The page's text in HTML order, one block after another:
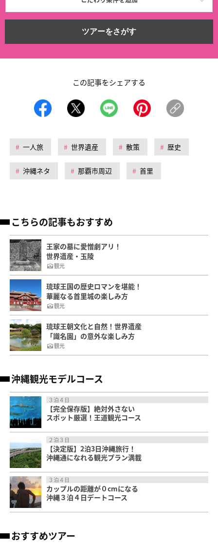
ツアーをさがす
この記事をシェアする
一人旅 世界遺産 散策 歴史
沖縄ネタ 那覇市周辺 首里
こちらの記事もおすすめ
王家の墓に愛憎劇アリ！
世界遺産・玉陵
観光
琉球王国の歴史ロマンを堪能！
華麗なる首里城の楽しみ方
観光
琉球王朝文化と自然！世界遺産
「識名園」の意外な楽しみ方
観光
沖縄観光モデルコース
３泊４日
【完全保存版】絶対外さない
スポット厳選！王道観光コース
２泊３日
【決定版】2泊3日沖縄旅行！
沖縄通になれる観光プラン満載
３泊４日
カップルの距離が０cmになる
沖縄３泊４日デートコース
おすすめツアー